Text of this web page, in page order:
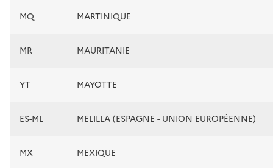
MQ MARTINIQUE
MR MAURITANIE
YT MAYOTTE
ES-ML MELILLA (ESPAGNE - UNION EUROPÉENNE)
MX MEXIQUE